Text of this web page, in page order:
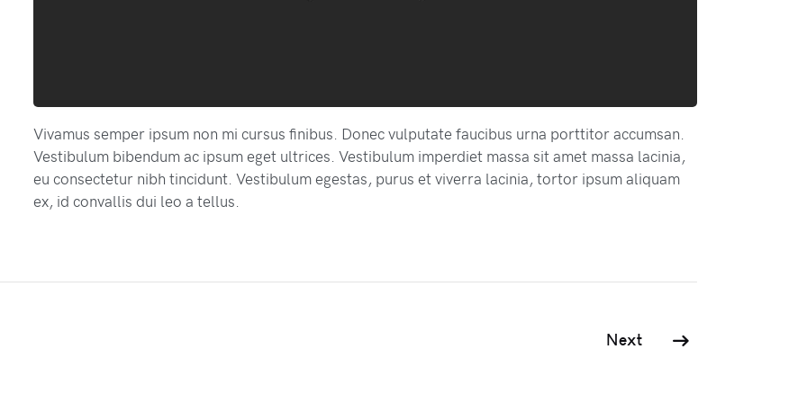
Vivamus semper ipsum non mi cursus finibus. Donec vulputate faucibus urna porttitor accumsan.
Vestibulum bibendum ac ipsum eget ultrices. Vestibulum imperdiet massa sit amet massa lacinia,
eu consectetur nibh tincidunt. Vestibulum egestas, purus et viverra lacinia, tortor ipsum aliquam
ex, id convallis dui leo a tellus.
Next